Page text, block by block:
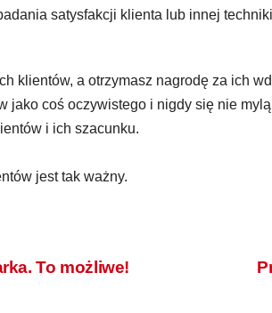
satysfakcji klienta lub innej
klientów, a otrzymasz nagrodę za ich
jako coś oczywistego i nigdy się nie
i ich szacunku.
jest tak ważny.
To możliwe!